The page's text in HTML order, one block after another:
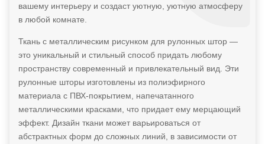
вашему интерьеру и создаст уютную, уютную атмосферу
в любой комнате.
Ткань с металлическим рисунком для рулонных штор —
это уникальный и стильный способ придать любому
пространству современный и привлекательный вид. Эти
рулонные шторы изготовлены из полиэфирного
материала с ПВХ-покрытием, напечатанного
металлическими красками, что придает ему мерцающий
эффект. Дизайн ткани может варьироваться от
абстрактных форм до сложных линий, в зависимости от